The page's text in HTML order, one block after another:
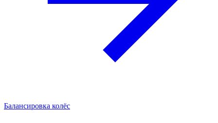
Балансировка колёс